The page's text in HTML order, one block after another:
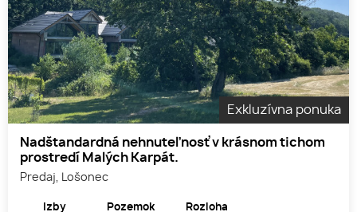
Exkluzívna ponuka
Nadštandardná nehnuteľnosť v krásnom tichom
prostredí Malých Karpát.
Predaj, Lošonec
Izby
Pozemok
Rozloha